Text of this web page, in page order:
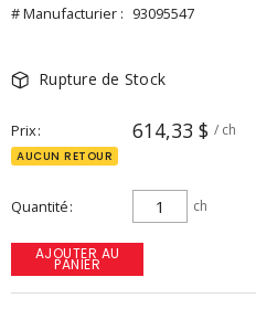
# Manufacturier : 93095547
Rupture de Stock
Prix 614,33 $ / ch
AUCUN RETOUR
Quantité ch
AJOUTER AU
PANIER